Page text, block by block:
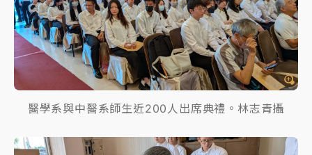
醫學系與中醫系師生近200人出席典禮。林志青攝